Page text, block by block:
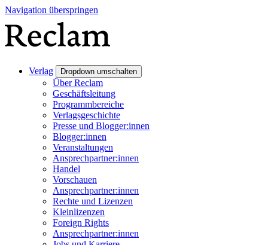
Navigation überspringen
Verlag Dropdown umschalten
Über Reclam
Geschäftsleitung
Programmbereiche
Verlagsgeschichte
Presse und Blogger:innen
Blogger:innen
Veranstaltungen
Ansprechpartner:innen
Handel
Vorschauen
Ansprechpartner:innen
Rechte und Lizenzen
Kleinlizenzen
Foreign Rights
Ansprechpartner:innen